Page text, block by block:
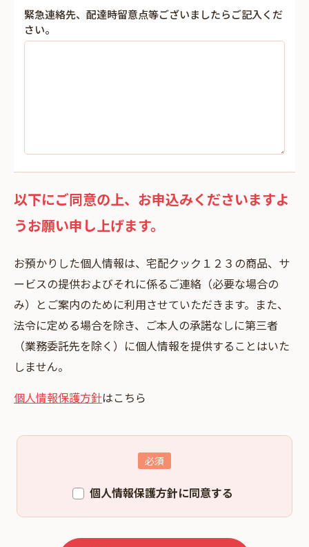
緊急連絡先、配達時留意点等ございましたらご記入くだ
さい。
以下にご同意の上、お申込みくださいますよ
うお願い申し上げます。
お預かりした個⼈情報は、宅配クック１２３の商品、サ
ービスの提供およびそれに係るご連絡（必要な場合の
み）とご案内のために利⽤させていただきます。また、
法令に定める場合を除き、ご本⼈の承諾なしに第三者
（業務委託先を除く）に個⼈情報を提供することはいた
しません。
個人情報保護方針はこちら
個人情報保護方針に同意する